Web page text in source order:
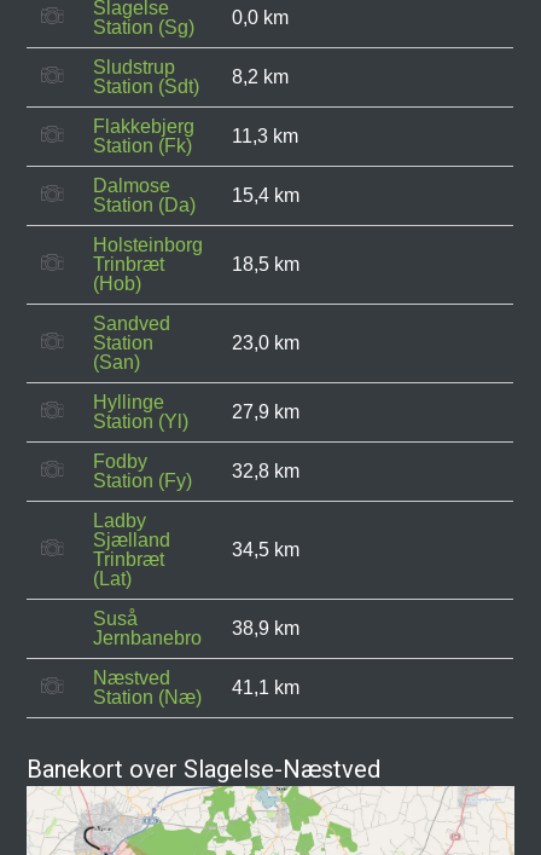
Slagelse
Station (Sg)
0,0 km
Sludstrup
Station (Sdt)
8,2 km
Flakkebjerg
Station (Fk)
11,3 km
Dalmose
Station (Da)
15,4 km
Holsteinborg
Trinbræt
(Hob)
18,5 km
Sandved
Station
(San)
23,0 km
Hyllinge
Station (Yl)
27,9 km
Fodby
Station (Fy)
32,8 km
Ladby
Sjælland
Trinbræt
(Lat)
34,5 km
Suså
Jernbanebro
38,9 km
Næstved
Station (Næ)
41,1 km
Banekort over Slagelse-Næstved